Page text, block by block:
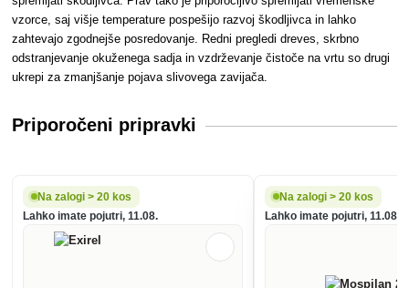
vzorce, saj višje temperature pospešijo razvoj škodljivca in lahko
zahtevajo zgodnejše posredovanje. Redni pregledi dreves, skrbno
odstranjevanje okuženega sadja in vzdrževanje čistoče na vrtu so drugi
ukrepi za zmanjšanje pojava slivovega zavijača.
Priporočeni pripravki
Na zalogi > 20 kos
Lahko imate pojutri, 11.08.
Na zalogi > 20 kos
Lahko imate pojutri, 11.08.